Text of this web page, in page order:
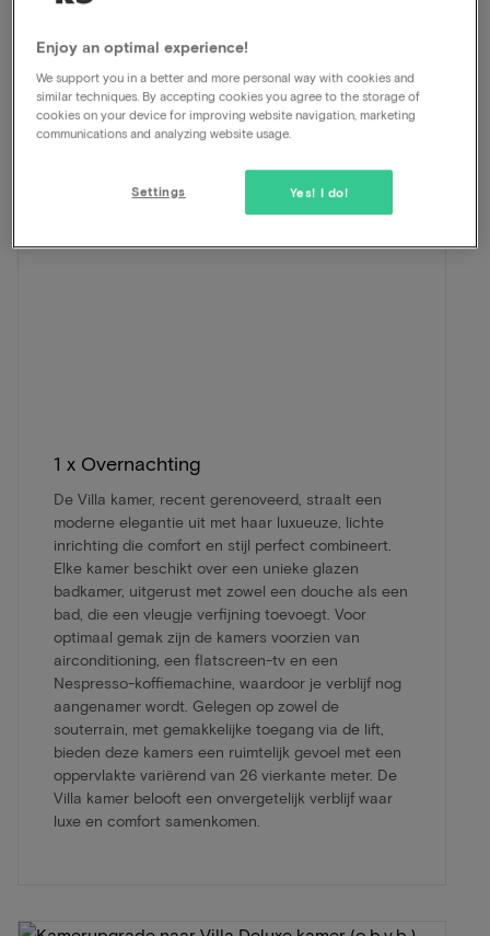
arrangement samengesteld.
1 x Overnachting
De Villa kamer, recent gerenoveerd, straalt een
moderne elegantie uit met haar luxueuze, lichte
inrichting die comfort en stijl perfect combineert.
Elke kamer beschikt over een unieke glazen
badkamer, uitgerust met zowel een douche als een
bad, die een vleugje verfijning toevoegt. Voor
optimaal gemak zijn de kamers voorzien van
airconditioning, een flatscreen-tv en een
Nespresso-koffiemachine, waardoor je verblijf nog
aangenamer wordt. Gelegen op zowel de
souterrain, met gemakkelijke toegang via de lift,
bieden deze kamers een ruimtelijk gevoel met een
oppervlakte variërend van 26 vierkante meter. De
Villa kamer belooft een onvergetelijk verblijf waar
luxe en comfort samenkomen.
Enjoy an optimal experience!
We support you in a better and more personal way with cookies and
similar techniques. By accepting cookies you agree to the storage of
cookies on your device for improving website navigation, marketing
communications and analyzing website usage.
Yes! I do!
Settings